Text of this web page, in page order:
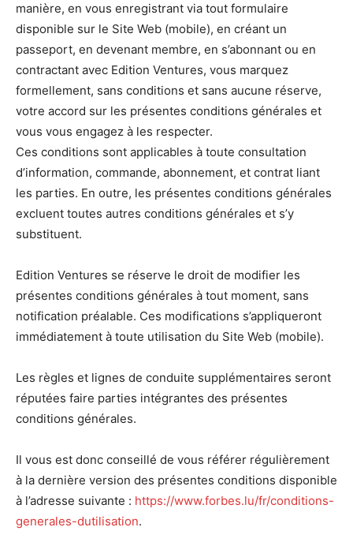
manière, en vous enregistrant via tout formulaire
disponible sur le Site Web (mobile), en créant un
passeport, en devenant membre, en s’abonnant ou en
contractant avec Edition Ventures, vous marquez
formellement, sans conditions et sans aucune réserve,
votre accord sur les présentes conditions générales et
vous vous engagez à les respecter.
Ces conditions sont applicables à toute consultation
d’information, commande, abonnement, et contrat liant
les parties. En outre, les présentes conditions générales
excluent toutes autres conditions générales et s’y
substituent.
Edition Ventures se réserve le droit de modifier les
présentes conditions générales à tout moment, sans
notification préalable. Ces modifications s’appliqueront
immédiatement à toute utilisation du Site Web (mobile).
Les règles et lignes de conduite supplémentaires seront
réputées faire parties intégrantes des présentes
conditions générales.
Il vous est donc conseillé de vous référer régulièrement
à la dernière version des présentes conditions disponible
à l’adresse suivante : https://www.forbes.lu/fr/conditions-
generales-dutilisation.